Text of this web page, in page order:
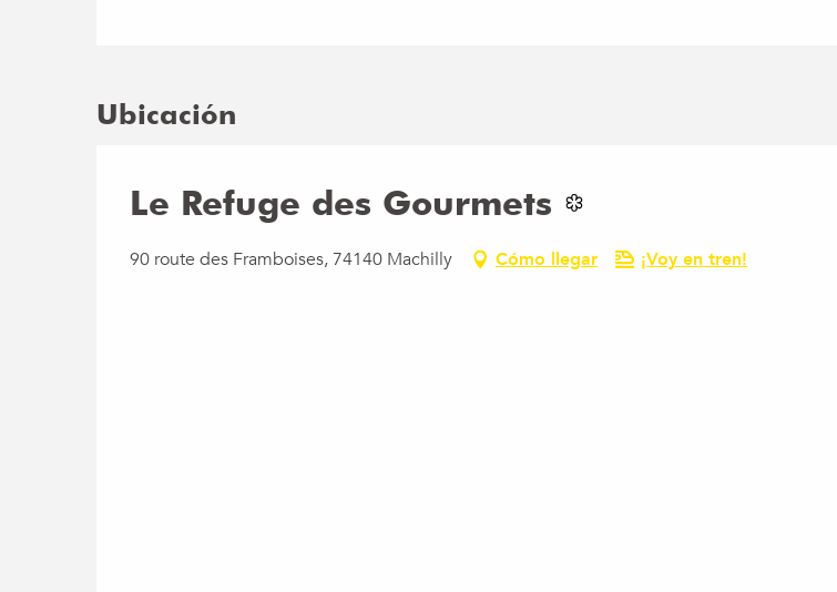
Ubicación
Le Refuge des Gourmets
90 route des Framboises, 74140 Machilly Cómo llegar ¡Voy en tren!